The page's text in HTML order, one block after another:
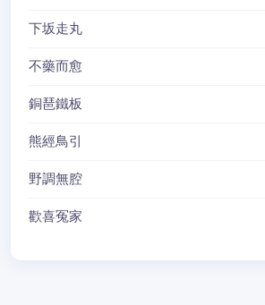
下坂走丸
不藥而愈
銅琶鐵板
熊經鳥引
野調無腔
歡喜冤家